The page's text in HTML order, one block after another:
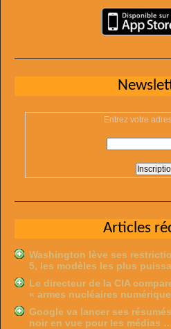
Entrez votre
Articles
Washington lève ses
5, les modèles les plus
Le directeur de la CIA
« armes nucléaires
Google va lancer ses
noir en vue pour les médias